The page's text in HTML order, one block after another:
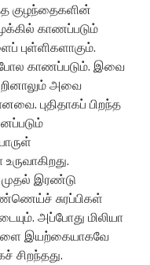
குழந்தைகளின்
காணப்படும்
புள்ளிகளாகும்.
காணப்படும். இவை
அவை
புதிதாகப் பிறந்த
இரண்டு
சுரப்பிகள்
அப்போது மிலியா
இயற்கையாகவே
சிறந்தது.